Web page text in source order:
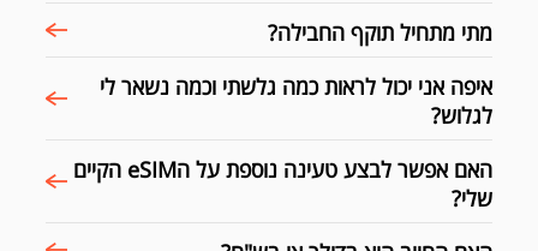
מתי מתחיל תוקף החבילה?
איפה אני יכול לראות כמה גלשתי וכמה נשאר לי
לגלוש?
האם אפשר לבצע טעינה נוספת על הeSIM הקיים
שלי?